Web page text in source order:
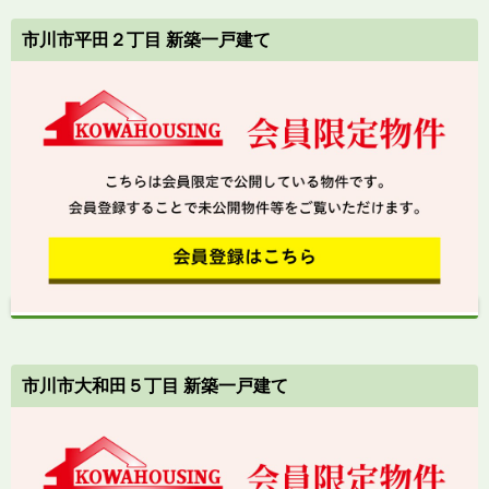
市川市平田２丁目 新築一戸建て
市川市大和田５丁目 新築一戸建て